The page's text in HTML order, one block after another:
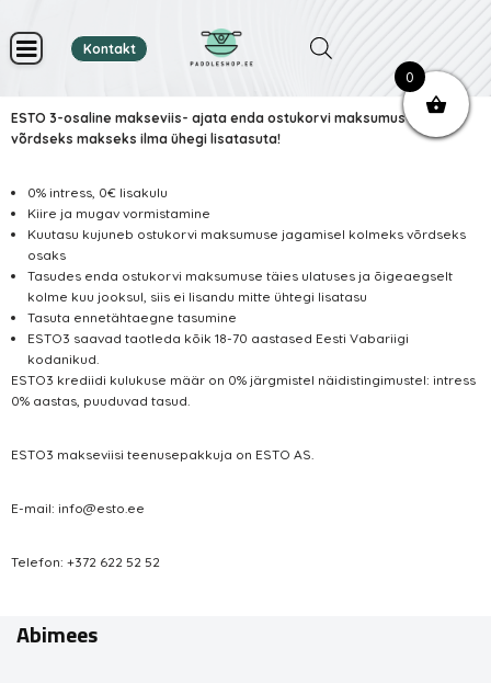
Skip
content
Kontakt
ESTO 3-osaline makseviis- ajata enda ostukorvi maksumus kolmeks
võrdseks makseks ilma ühegi lisatasuta!
0% intress, 0€ lisakulu
Kiire ja mugav vormistamine
Kuutasu kujuneb ostukorvi maksumuse jagamisel kolmeks võrdseks
osaks
Tasudes enda ostukorvi maksumuse täies ulatuses ja õigeaegselt
kolme kuu jooksul, siis ei lisandu mitte ühtegi lisatasu
Tasuta ennetähtaegne tasumine
ESTO3 saavad taotleda kõik 18-70 aastased Eesti Vabariigi
kodanikud.
ESTO3 krediidi kulukuse määr on 0% järgmistel näidistingimustel: intress
0% aastas, puuduvad tasud.
ESTO3 makseviisi teenusepakkuja on ESTO AS.
E-mail: info@esto.ee
Telefon: +372 622 52 52
Abimees
0